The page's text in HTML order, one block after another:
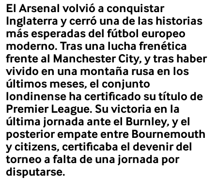
El Arsenal volvió a conquistar
Inglaterra y cerró una de las historias
más esperadas del fútbol europeo
moderno. Tras una lucha frenética
frente al Manchester City, y tras haber
vivido en una montaña rusa en los
últimos meses, el conjunto
londinense ha certificado su título de
Premier League. Su victoria en la
última jornada ante el Burnley, y el
posterior empate entre Bournemouth
y citizens, certificaba el devenir del
torneo a falta de una jornada por
disputarse.